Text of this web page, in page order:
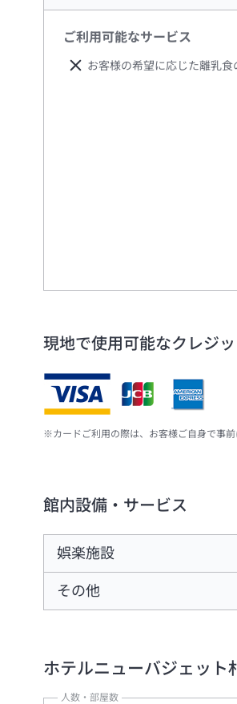
ご利用可能なサービス
お客様の希望に応じた離乳食
現地で使用可能なクレジ
※カードご利用の際は、お客様ご自身で事
館内設備・サービス
娯楽施設
その他
ホテルニューバジェット
人数・部屋数